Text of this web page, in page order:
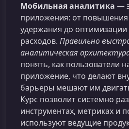
Мобильная аналитика —
приложения: от повышения
удержания до
расходов. Правильно
аналитическая
понять, как пользователи
приложение, что делают
барьеры мешают им
Курс позволит системно
инструментах, метриках и
используют ведущие